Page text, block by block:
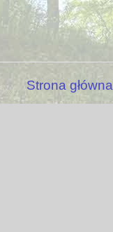
Strona główna